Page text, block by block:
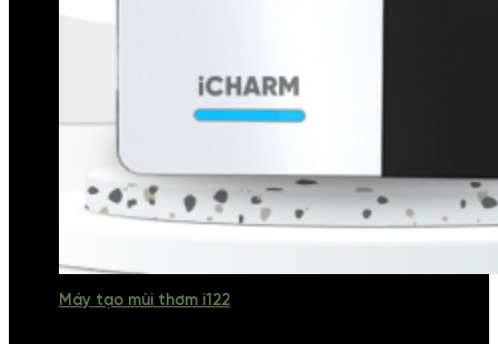
Máy tạo mùi thơm i122